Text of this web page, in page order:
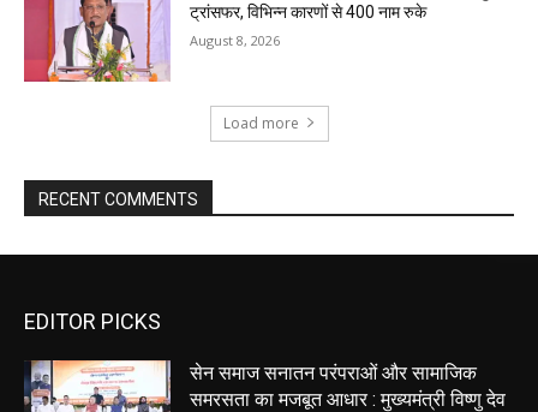
ट्रांसफर, विभिन्न कारणों से 400 नाम रुके
August 8, 2026
Load more
RECENT COMMENTS
EDITOR PICKS
सेन समाज सनातन परंपराओं और सामाजिक
समरसता का मजबूत आधार : मुख्यमंत्री विष्णु देव